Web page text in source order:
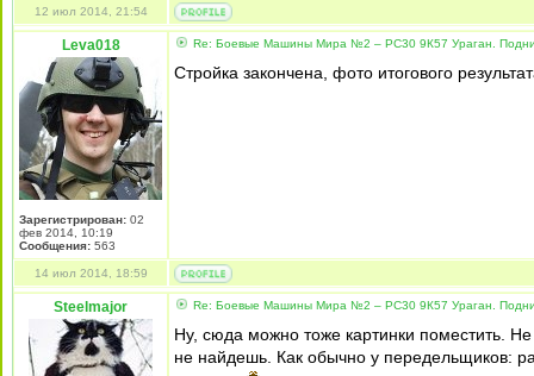
12 июл 2014, 21:54
Leva018
Зарегистрирован: 02
фев 2014, 10:19
Сообщения: 563
Re: Боевые Машины Мира №2 – РС30 9К57 Ураган.
Стройка закончена, фото итогового
14 июл 2014, 18:59
Steelmajor Re: Боевые Машины Мира №2 – РС30 9К57 Ураган.
Ну, сюда можно тоже картинки поместить.
не найдешь. Как обычно у передельщиков: